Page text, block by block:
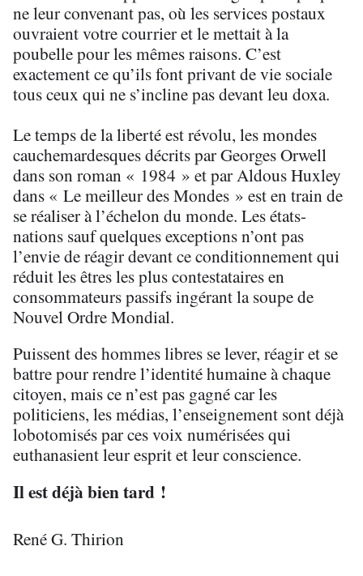
ne leur convenant pas, où les services postaux
ouvraient votre courrier et le mettait à la
poubelle pour les mêmes raisons. C’est
exactement ce qu’ils font privant de vie sociale
tous ceux qui ne s’incline pas devant leu doxa.
Le temps de la liberté est révolu, les mondes
cauchemardesques décrits par Georges Orwell
dans son roman « 1984 » et par Aldous Huxley
dans « Le meilleur des Mondes » est en train de
se réaliser à l’échelon du monde. Les états-
nations sauf quelques exceptions n’ont pas
l’envie de réagir devant ce conditionnement qui
réduit les êtres les plus contestataires en
consommateurs passifs ingérant la soupe de
Nouvel Ordre Mondial.
Puissent des hommes libres se lever, réagir et se
battre pour rendre l’identité humaine à chaque
citoyen, mais ce n’est pas gagné car les
politiciens, les médias, l’enseignement sont déjà
lobotomisés par ces voix numérisées qui
euthanasient leur esprit et leur conscience.
Il est déjà bien tard !
René G. Thirion